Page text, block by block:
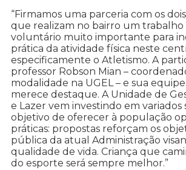
“Firmamos uma parceria com os
que realizam no bairro um trabalho
voluntário muito importante para
prática da atividade física neste
especificamente o Atletismo. A
professor Robson Mian –
modalidade na UGEL – e sua
merece destaque. A Unidade de
e Lazer vem investindo em variados
objetivo de oferecer à população
práticas: propostas reforçam os
pública da atual Administração
qualidade de vida. Criança que
do esporte será sempre melhor.”